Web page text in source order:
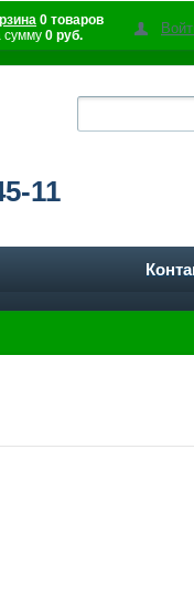
0 товаров
сумму 0 руб.
11